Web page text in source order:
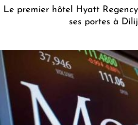
Le premier hôtel Hyatt
ses portes à